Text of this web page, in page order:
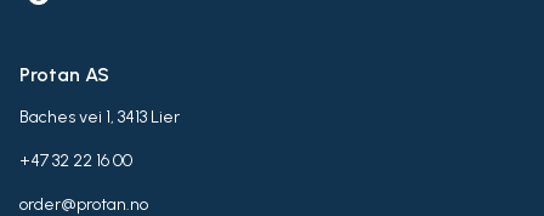
Protan AS
Baches vei 1, 3413 Lier
+47 32 22 16 00
order@protan.no